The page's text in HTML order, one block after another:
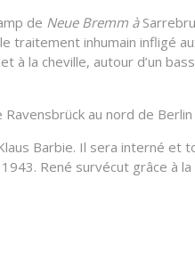
de Neue Bremm à
inhumain infligé
la cheville, autour d’un
au nord de
Barbie. Il sera interné et
René survécut grâce à